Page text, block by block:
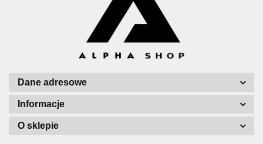
Dane adresowe
Informacje
O sklepie